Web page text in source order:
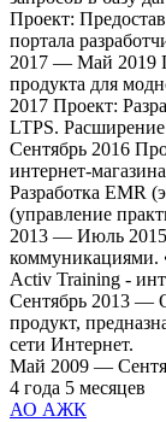
Проект:
портала
2017 — Май 2019
продукта для
2017 Проект:
LTPS.
Сентябрь 2016
интернет-
Разработка EMR
(управление
2013 — Июль 2015
коммуникациями.
Activ Training -
Сентябрь 2013 —
продукт,
сети Интернет.
Май 2009 —
4 года 5 месяцев
АО АЖК